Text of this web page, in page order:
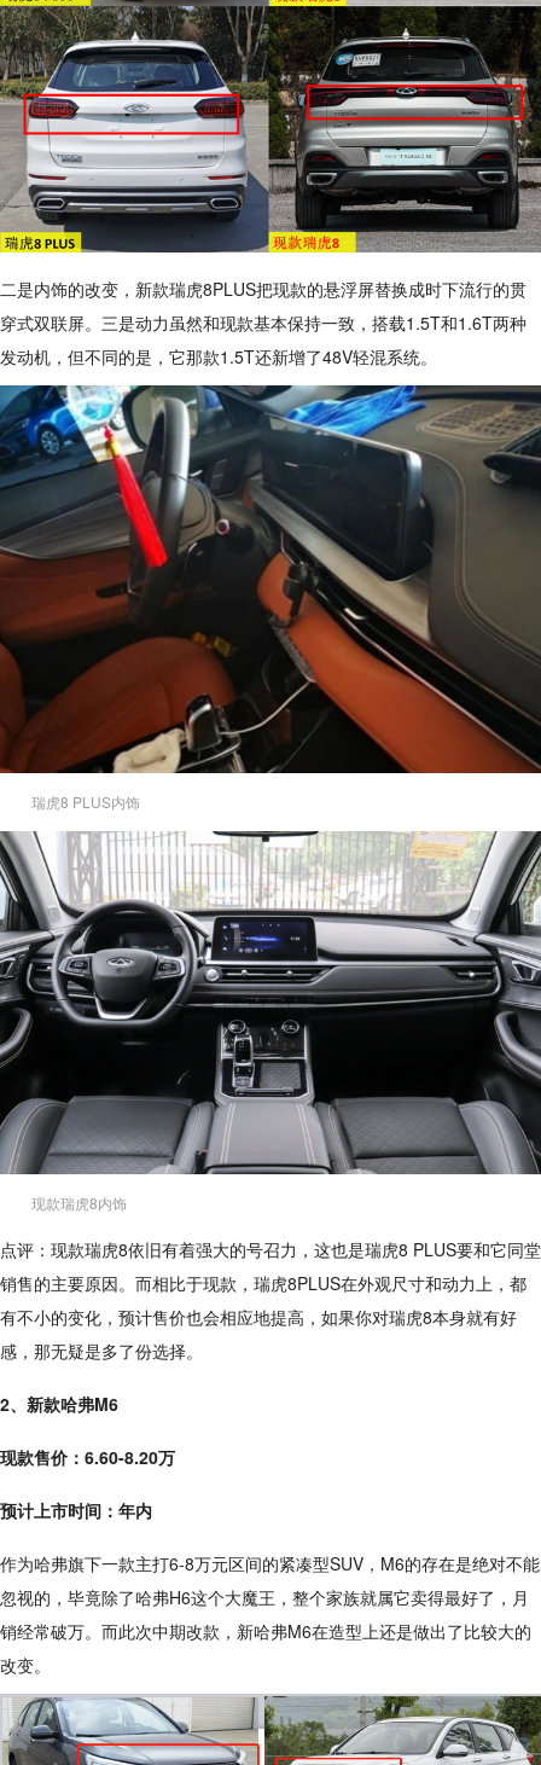
二是内饰的改变，新款瑞虎8PLUS把现款的悬浮屏替换成时下流行的贯
穿式双联屏。三是动力虽然和现款基本保持一致，搭载1.5T和1.6T两种
发动机，但不同的是，它那款1.5T还新增了48V轻混系统。
瑞虎8 PLUS内饰
现款瑞虎8内饰
点评：现款瑞虎8依旧有着强大的号召力，这也是瑞虎8 PLUS要和它同堂
销售的主要原因。而相比于现款，瑞虎8PLUS在外观尺寸和动力上，都
有不小的变化，预计售价也会相应地提高，如果你对瑞虎8本身就有好
感，那无疑是多了份选择。
2、新款哈弗M6
现款售价：6.60-8.20万
预计上市时间：年内
作为哈弗旗下一款主打6-8万元区间的紧凑型SUV，M6的存在是绝对不能
忽视的，毕竟除了哈弗H6这个大魔王，整个家族就属它卖得最好了，月
销经常破万。而此次中期改款，新哈弗M6在造型上还是做出了比较大的
改变。